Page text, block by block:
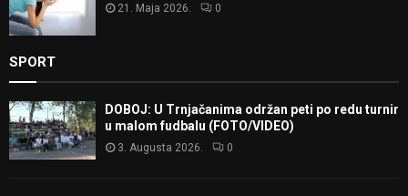
21. Maja 2026. 0
SPORT
DOBOJ: U Trnjačanima održan peti po redu turnir
u malom fudbalu (FOTO/VIDEO)
3. Augusta 2026. 0